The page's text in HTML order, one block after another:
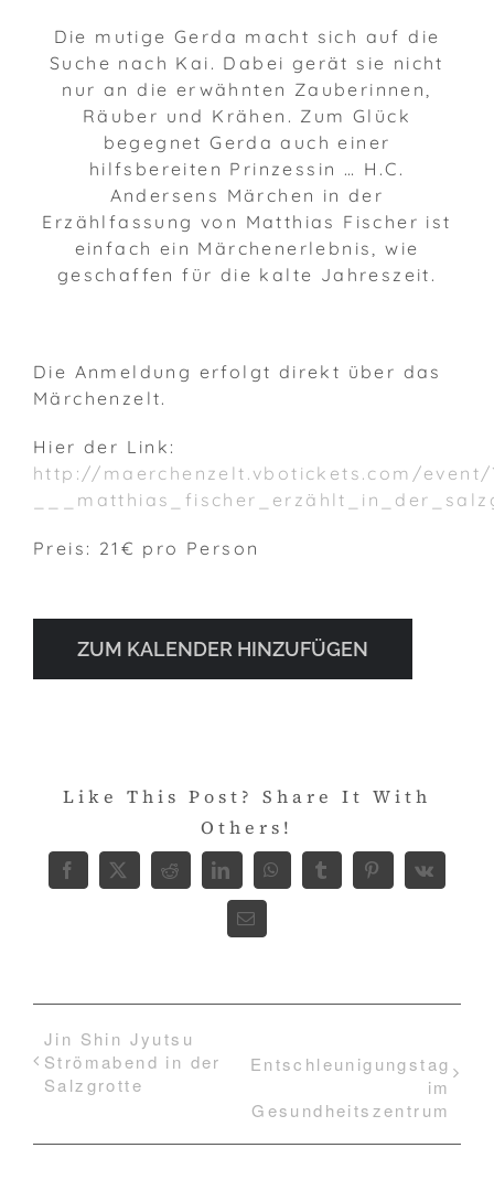
Die mutige Gerda macht sich auf die
Suche nach Kai. Dabei gerät sie nicht
nur an die erwähnten Zauberinnen,
Räuber und Krähen. Zum Glück
begegnet Gerda auch einer
hilfsbereiten Prinzessin … H.C.
Andersens Märchen in der
Erzählfassung von Matthias Fischer ist
einfach ein Märchenerlebnis, wie
geschaffen für die kalte Jahreszeit.
Die Anmeldung erfolgt direkt über das
Märchenzelt.
Hier der Link:
http://maerchenzelt.vbotickets.com/
Preis: 21€ pro Person
ZUM KALENDER HINZUFÜGEN
Like This Post? Share It With
Others!
Facebook
X RedditLinkedInWhatsApp
TumblrPinterest
Vk
E-
Mail
Jin Shin Jyutsu
Strömabend in der
Salzgrotte
Entschleunigungstag
im
Gesundheitszentrum